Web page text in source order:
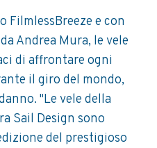
FilmlessBreeze e con
Andrea Mura, le vele
di affrontare ogni
il giro del mondo,
"Le vele della
Sail Design sono
del prestigioso